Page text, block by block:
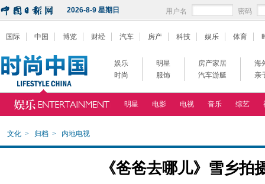
2026-8-9 星期日 用户名 密码
国际 中国 博览 财经 汽车 房产 科技 娱乐 体育
娱乐
时尚
明星
服饰
房产家居
汽车游艇
海
亲
明星 电影 电视 音乐 综艺
文化 > 归档 > 内地电视
《爸爸去哪儿》雪乡